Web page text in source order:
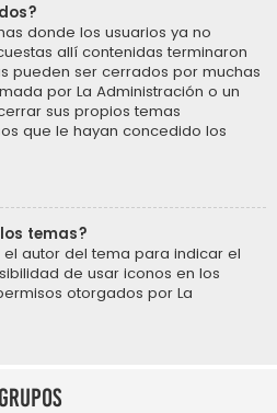
donde los usuarios ya no
allí contenidas terminaron
pueden ser cerrados por muchas
por La Administración o un
sus propios temas
que le hayan concedido los
temas?
autor del tema para indicar el
de usar iconos en los
otorgados por La